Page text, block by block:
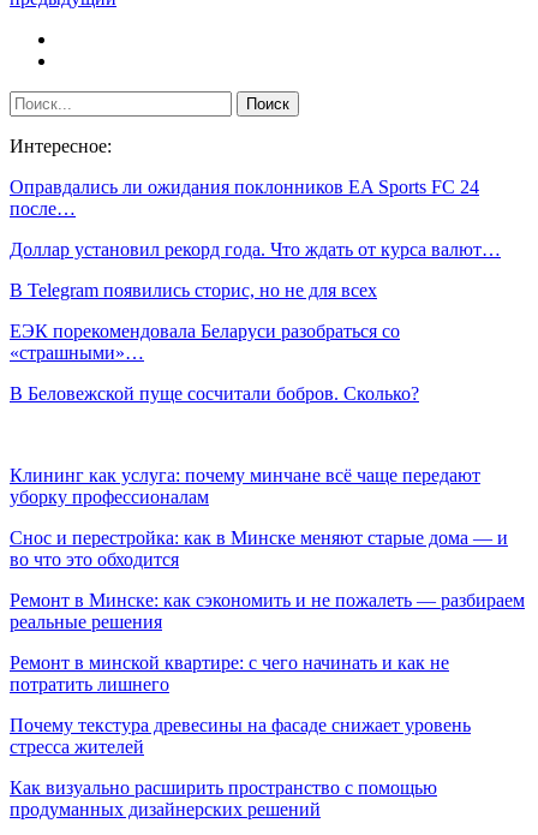
Интересное:
Оправдались ли ожидания поклонников EA Sports FC 24
после…
Доллар установил рекорд года. Что ждать от курса валют…
В Telegram появились сторис, но не для всех
ЕЭК порекомендовала Беларуси разобраться со
«страшными»…
В Беловежской пуще сосчитали бобров. Сколько?
Клининг как услуга: почему минчане всё чаще передают
уборку профессионалам
Снос и перестройка: как в Минске меняют старые дома — и
во что это обходится
Ремонт в Минске: как сэкономить и не пожалеть — разбираем
реальные решения
Ремонт в минской квартире: с чего начинать и как не
потратить лишнего
Почему текстура древесины на фасаде снижает уровень
стресса жителей
Как визуально расширить пространство с помощью
продуманных дизайнерских решений